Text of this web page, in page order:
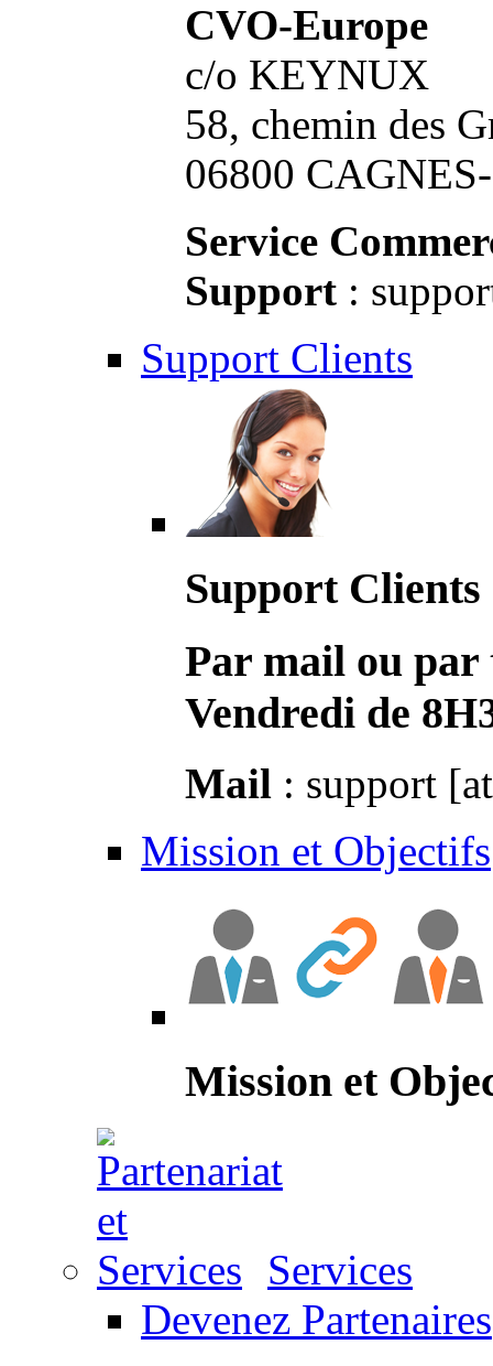
CVO-Europe
c/o KEYNUX
58, chemin des
06800
Service
Support :
Support Clients
Support Clients
Par mail ou par
Vendredi de
Mail : support
Mission et Objectifs
Mission et
Services
Devenez Partenaires